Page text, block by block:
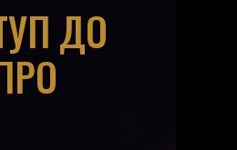
ДО